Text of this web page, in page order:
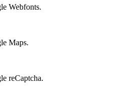
Webfonts.
Maps.
reCaptcha.